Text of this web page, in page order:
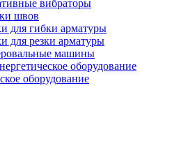
вибраторы
швов
для гибки арматуры
для резки арматуры
машины
оборудование